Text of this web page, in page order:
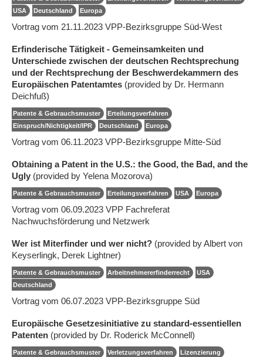
USA
Deutschland Europa
Vortrag vom 21.11.2023 VPP-Bezirksgruppe Süd-West
Erfinderische Tätigkeit - Gemeinsamkeiten und
Unterschiede zwischen der deutschen Rechtsprechung
und der Rechtsprechung der Beschwerdekammern des
Europäischen Patentamtes (provided by Dr. Hermann
Deichfuß)
Patente & Gebrauchsmuster
Erteilungsverfahren
Einspruch/Nichtigkeit/IPR
Deutschland Europa
Vortrag vom 06.11.2023 VPP-Bezirksgruppe Mitte-Süd
Obtaining a Patent in the U.S.: the Good, the Bad, and the
Ugly (provided by Yelena Mozorova)
Patente & Gebrauchsmuster Erteilungsverfahren USA Europa
Vortrag vom 06.09.2023 VPP Fachreferat
Nachwuchsförderung und Netzwerk
Wer ist Miterfinder und wer nicht? (provided by Albert von
Keyserlingk, Derek Lightner)
Patente & Gebrauchsmuster Arbeitnehmererfinderrecht
USA
Deutschland
Vortrag vom 06.07.2023 VPP-Bezirksgruppe Süd
Europäische Gesetzesinitiative zu standard-essentiellen
Patenten (provided by Dr. Roderick McConnell)
Patente & Gebrauchsmuster Verletzungsverfahren
Lizenzierung